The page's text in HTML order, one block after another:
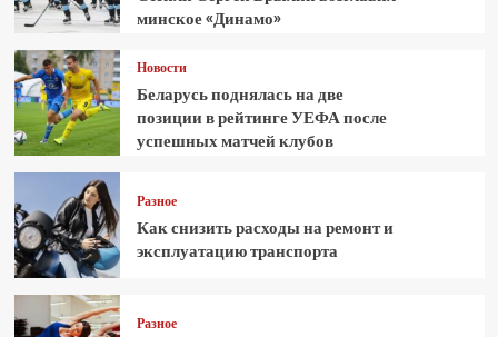
минское «Динамо»
Новости
Беларусь поднялась на две
позиции в рейтинге УЕФА после
успешных матчей клубов
Разное
Как снизить расходы на ремонт и
эксплуатацию транспорта
Разное